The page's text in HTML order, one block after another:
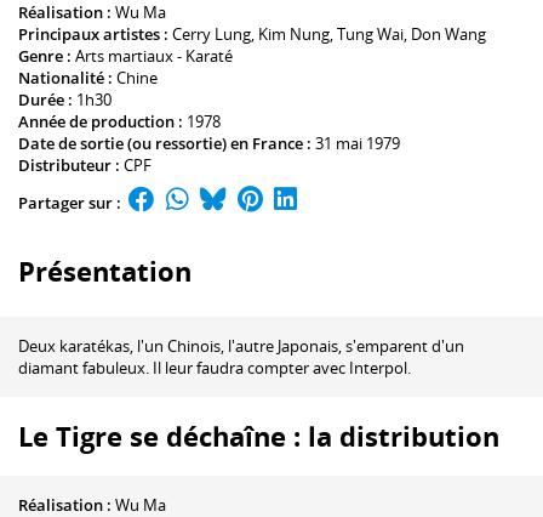
Réalisation : Wu Ma
Principaux artistes : Cerry Lung, Kim Nung,Tung Wai, Don Wang
Genre : Arts martiaux - Karaté
Nationalité : Chine
Durée : 1h30
Année de production : 1978
Date de sortie (ou ressortie) en France : 31 mai 1979
Distributeur : CPF
Partager sur :
Présentation
Deux karatékas, l'un Chinois, l'autre Japonais, s'emparent d'un
diamant fabuleux. Il leur faudra compter avec Interpol.
Le Tigre se déchaîne : la distribution
Réalisation : Wu Ma